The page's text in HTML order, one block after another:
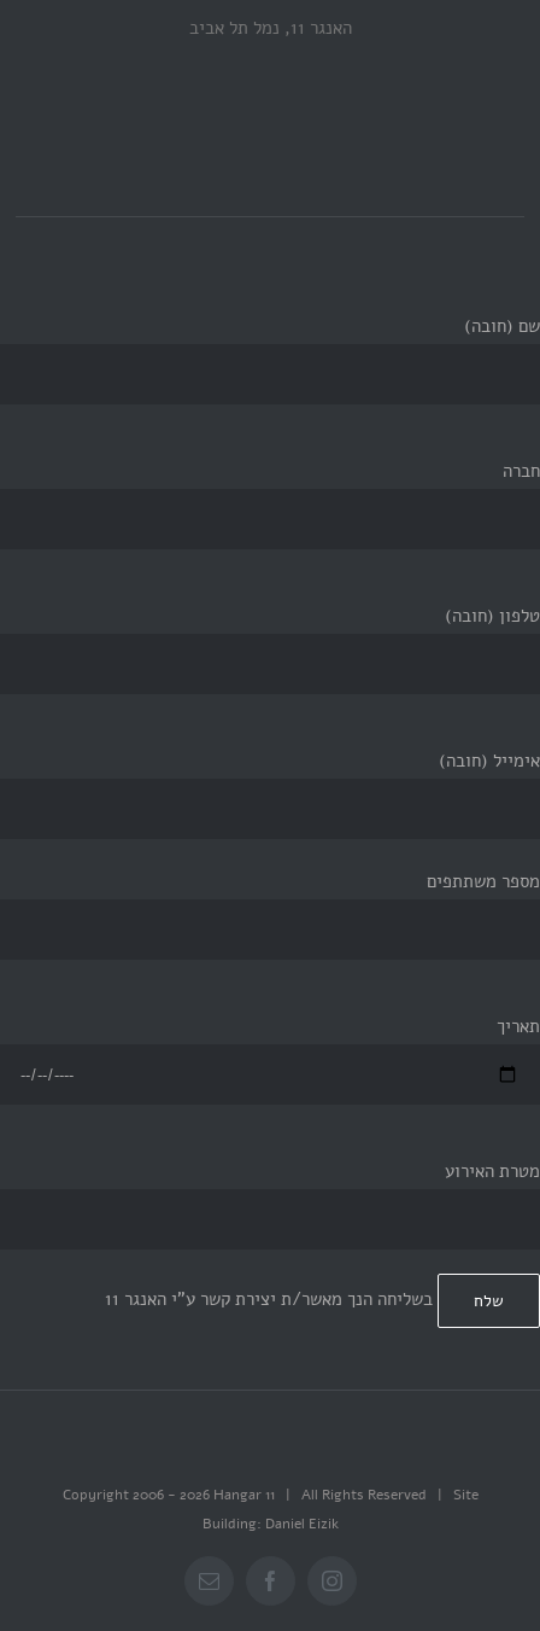
האנגר 11, נמל תל אביב
שם (חובה)
חברה
טלפון (חובה)
אימייל (חובה)
מספר משתתפים
תאריך
מטרת האירוע
בשליחה הנך מאשר/ת יצירת קשר ע"י האנגר 11
Copyright 2006 - 2026 Hangar 11 | All Rights Reserved | Site
Building: Daniel Eizik
Instagram
Facebook
Email